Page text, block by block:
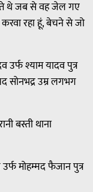
थे जब से वह जेल गए
रहा हूं, बेचने से जो
उर्फ श्याम यादव पुत्र
सोनभद्र उम्र लगभग
बस्ती थाना
मोहम्मद फैजान पुत्र